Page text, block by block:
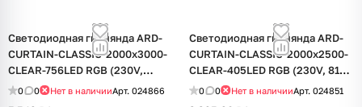
Светодиодная гирлянда ARD-
CURTAIN-CLASSIC-2000x3000-
CLEAR-756LED RGB (230V,
108W) (Ardecoled, IP65)
0 0 Нет в наличииАрт. 024866
Светодиодная гирлянда ARD-
CURTAIN-CLASSIC-2000x2500-
CLEAR-405LED RGB (230V, 81W)
(Ardecoled, IP65)
0 0 Нет в наличииАрт. 024851